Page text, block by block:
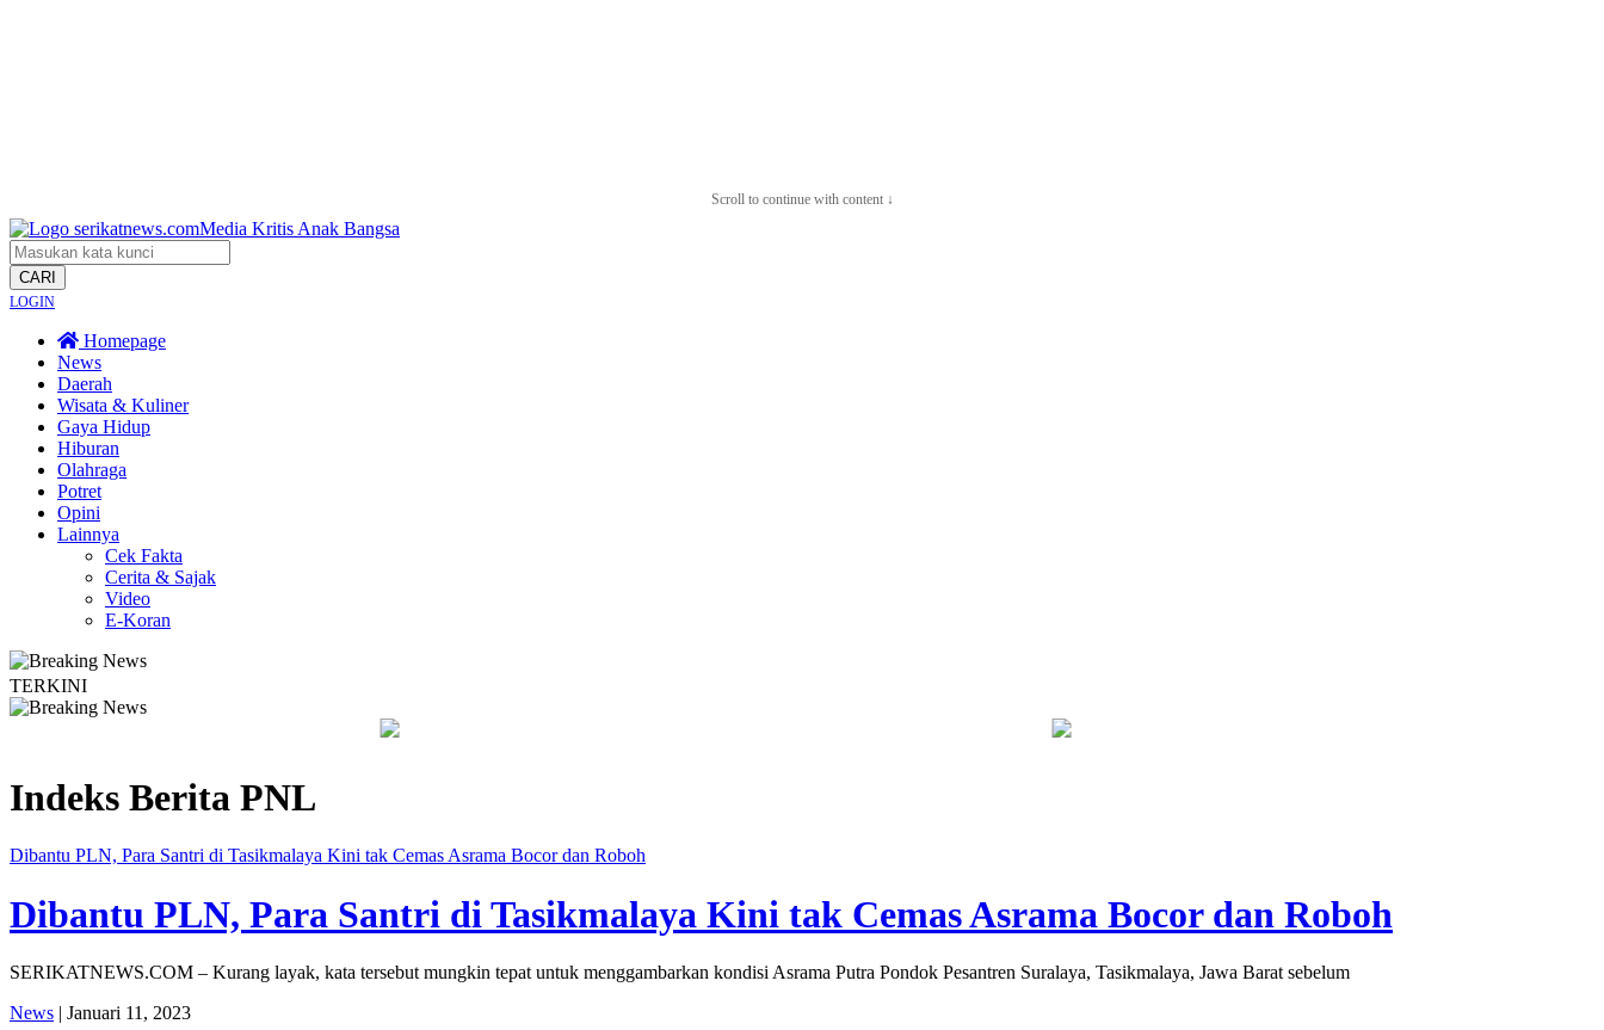
Scroll to continue with content ↓
CARI
LOGIN
Homepage
News
Daerah
Wisata & Kuliner
Gaya Hidup
Hiburan
Olahraga
Potret
Opini
Lainnya
Cek Fakta
Cerita & Sajak
Video
E-Koran
TERKINI
Bapas Yogyakarta Edukasi Guru SMKN 1 Seyegan untuk Perkuat Kesadaran Hukum Legislator PKB Kecam Aksi Nirempati Nakes ke Pasien BPJS, Minta Pelaku
Indeks Berita PNL
Dibantu PLN, Para Santri di Tasikmalaya Kini tak Cemas Asrama Bocor dan Roboh
Dibantu PLN, Para Santri di Tasikmalaya Kini tak Cemas Asrama Bocor dan Roboh
SERIKATNEWS.COM – Kurang layak, kata tersebut mungkin tepat untuk menggambarkan kondisi Asrama Putra Pondok Pesantren Suralaya, Tasikmalaya, Jawa Barat sebelum
News | Januari 11, 2023